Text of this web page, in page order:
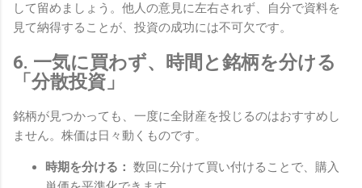
して留めましょう。他人の意見に左右されず、自分で資料を
見て納得することが、投資の成功には不可欠です。
6. 一気に買わず、時間と銘柄を分ける
「分散投資」
銘柄が見つかっても、一度に全財産を投じるのはおすすめし
ません。株価は日々動くものです。
時期を分ける： 数回に分けて買い付けることで、購入